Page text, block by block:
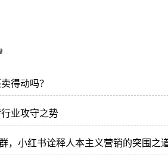
得动吗？
业攻守之势
，小红书诠释人本主义营销的突围之